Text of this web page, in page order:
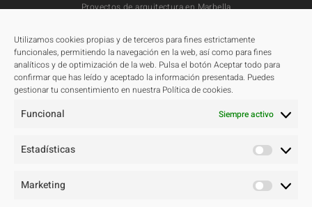
Utilizamos cookies propias y de terceros para fines estrictamente
funcionales, permitiendo la navegación en la web, así como para fines
analíticos y de optimización de la web. Pulsa el botón Aceptar todo para
confirmar que has leído y aceptado la información presentada. Puedes
gestionar tu consentimiento en nuestra Política de cookies.
Funcional Siempre activo
Estadísticas
Marketing
Proyectos de arquitectura en Marbella
Proyectos
Todos
Residenciales